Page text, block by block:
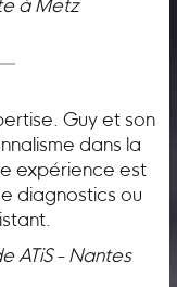
à Metz
Guy et son
dans la
expérience est
diagnostics ou
ATiS - Nantes